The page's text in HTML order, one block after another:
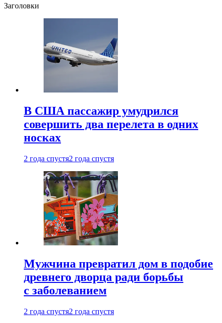
Заголовки
В США пассажир умудрился
совершить два перелета в одних
носках
2 года спустя2 года спустя
Мужчина превратил дом в подобие
древнего дворца ради борьбы
с заболеванием
2 года спустя2 года спустя